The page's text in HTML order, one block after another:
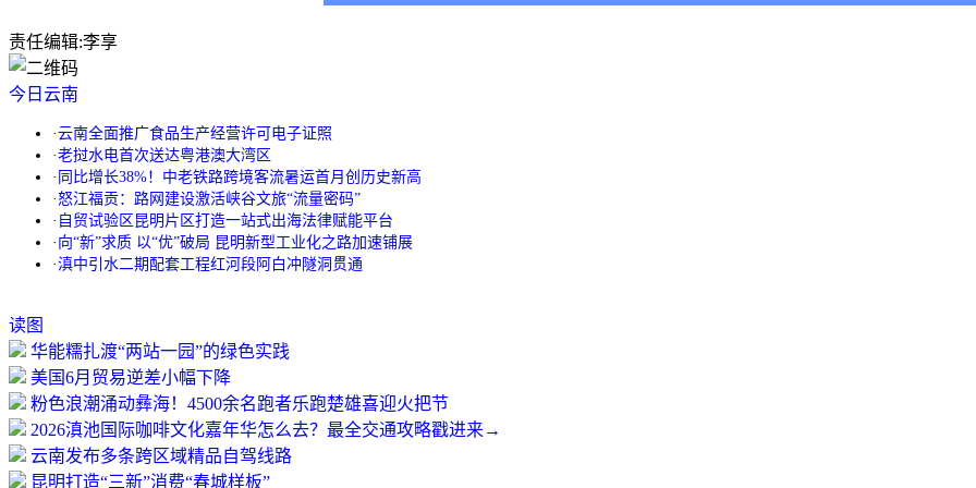
责任编辑:李享
今日云南
·云南全面推广食品生产经营许可电子证照
·老挝水电首次送达粤港澳大湾区
· 同比增长38%！中老铁路跨境客流暑运首月创历史新高
·怒江福贡：路网建设激活峡谷文旅“流量密码”
· 自贸试验区昆明片区打造一站式出海法律赋能平台
· 向“新”求质 以“优”破局 昆明新型工业化之路加速铺展
·滇中引水二期配套工程红河段阿白冲隧洞贯通
读图
华能糯扎渡“两站一园”的绿色实践
美国6月贸易逆差小幅下降
粉色浪潮涌动彝海！4500余名跑者乐跑楚雄喜迎火把节
2026滇池国际咖啡文化嘉年华怎么去？最全交通攻略戳进来→
云南发布多条跨区域精品自驾线路
昆明打造“三新”消费“春城样板”